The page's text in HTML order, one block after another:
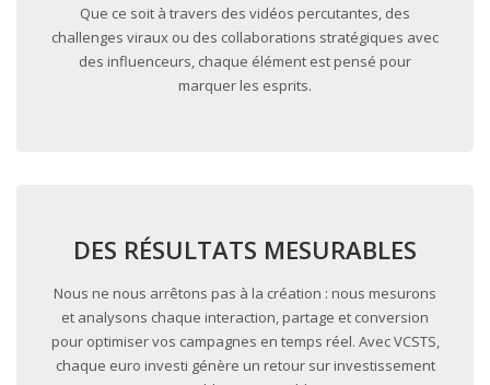
Que ce soit à travers des vidéos percutantes, des
challenges viraux ou des collaborations stratégiques avec
des influenceurs, chaque élément est pensé pour
marquer les esprits.
DES RÉSULTATS MESURABLES
Nous ne nous arrêtons pas à la création : nous mesurons
et analysons chaque interaction, partage et conversion
pour optimiser vos campagnes en temps réel. Avec VCSTS,
chaque euro investi génère un retour sur investissement